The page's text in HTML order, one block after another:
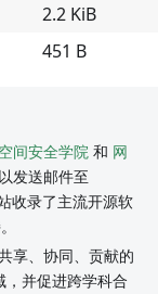
2.2 KiB
451 B
间安全学院 和 网
发送邮件至
收录了主流开源软
享、协同、贡献的
并促进跨学科合